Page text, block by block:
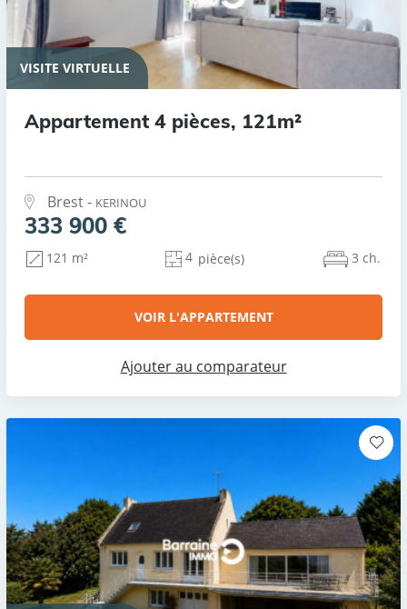
VISITE VIRTUELLE
Appartement 4 pièces, 121m²
Brest - KERINOU
333 900 €
121 m² 4 pièce(s) 3 ch.
VOIR L'APPARTEMENT
Ajouter au comparateur